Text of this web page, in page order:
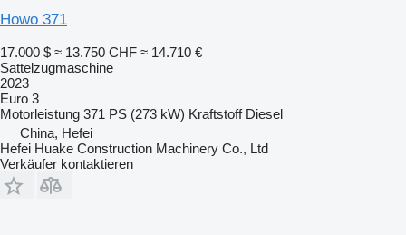
Howo 371
17.000 $ ≈ 13.750 CHF ≈ 14.710 €
Sattelzugmaschine
2023
Euro 3
Motorleistung 371 PS (273 kW) Kraftstoff Diesel
China, Hefei
Hefei Huake Construction Machinery Co., Ltd
Verkäufer kontaktieren